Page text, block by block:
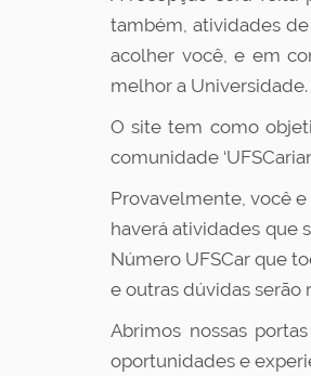
também, atividades
acolher você, e em
melhor a Universidade.
O site tem como
comunidade
Provavelmente, você e
haverá atividades que
Número UFSCar que
e outras dúvidas serão
Abrimos nossas
oportunidades e